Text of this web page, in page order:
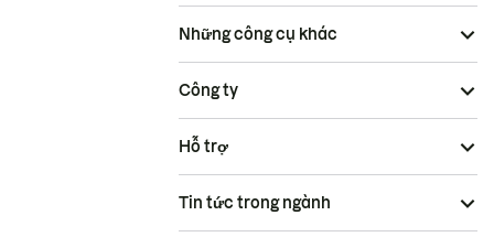
Những công cụ khác
Công ty
Hỗ trợ
Tin tức trong ngành